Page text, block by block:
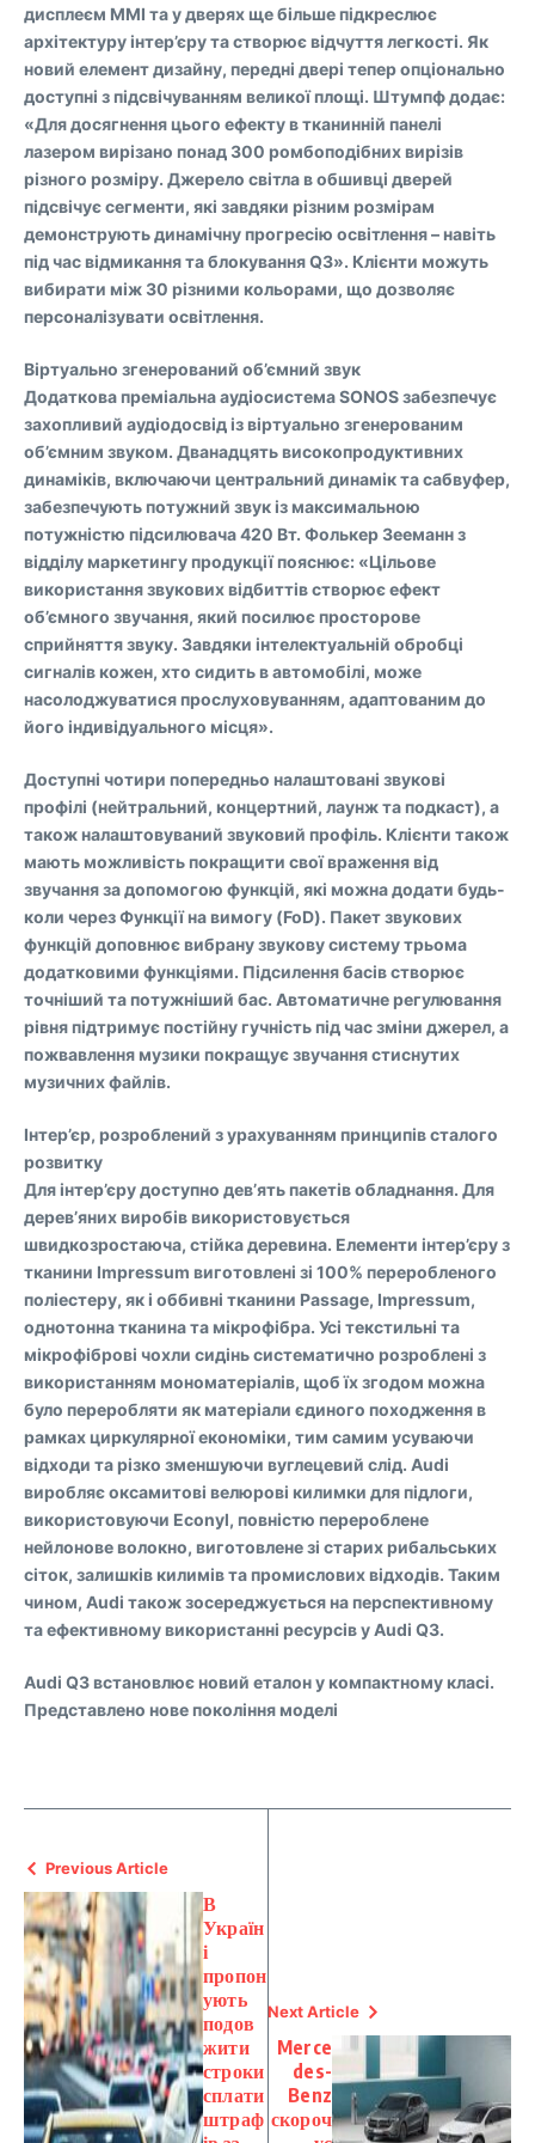
дисплеєм MMI та у дверях ще більше підкреслює
архітектуру інтер’єру та створює відчуття легкості. Як
новий елемент дизайну, передні двері тепер опціонально
доступні з підсвічуванням великої площі. Штумпф додає:
«Для досягнення цього ефекту в тканинній панелі
лазером вирізано понад 300 ромбоподібних вирізів
різного розміру. Джерело світла в обшивці дверей
підсвічує сегменти, які завдяки різним розмірам
демонструють динамічну прогресію освітлення – навіть
під час відмикання та блокування Q3». Клієнти можуть
вибирати між 30 різними кольорами, що дозволяє
персоналізувати освітлення.
Віртуально згенерований об’ємний звук
Додаткова преміальна аудіосистема SONOS забезпечує
захопливий аудіодосвід із віртуально згенерованим
об’ємним звуком. Дванадцять високопродуктивних
динаміків, включаючи центральний динамік та сабвуфер,
забезпечують потужний звук із максимальною
потужністю підсилювача 420 Вт. Фолькер Зееманн з
відділу маркетингу продукції пояснює: «Цільове
використання звукових відбиттів створює ефект
об’ємного звучання, який посилює просторове
сприйняття звуку. Завдяки інтелектуальній обробці
сигналів кожен, хто сидить в автомобілі, може
насолоджуватися прослуховуванням, адаптованим до
його індивідуального місця».
Доступні чотири попередньо налаштовані звукові
профілі (нейтральний, концертний, лаунж та подкаст), а
також налаштовуваний звуковий профіль. Клієнти також
мають можливість покращити свої враження від
звучання за допомогою функцій, які можна додати будь-
коли через Функції на вимогу (FoD). Пакет звукових
функцій доповнює вибрану звукову систему трьома
додатковими функціями. Підсилення басів створює
точніший та потужніший бас. Автоматичне регулювання
рівня підтримує постійну гучність під час зміни джерел, а
пожвавлення музики покращує звучання стиснутих
музичних файлів.
Інтер’єр, розроблений з урахуванням принципів сталого
розвитку
Для інтер’єру доступно дев’ять пакетів обладнання. Для
дерев’яних виробів використовується
швидкозростаюча, стійка деревина. Елементи інтер’єру з
тканини Impressum виготовлені зі 100% переробленого
поліестеру, як і оббивні тканини Passage, Impressum,
однотонна тканина та мікрофібра. Усі текстильні та
мікрофіброві чохли сидінь систематично розроблені з
використанням мономатеріалів, щоб їх згодом можна
було переробляти як матеріали єдиного походження в
рамках циркулярної економіки, тим самим усуваючи
відходи та різко зменшуючи вуглецевий слід. Audi
виробляє оксамитові велюрові килимки для підлоги,
використовуючи Econyl, повністю перероблене
нейлонове волокно, виготовлене зі старих рибальських
сіток, залишків килимів та промислових відходів. Таким
чином, Audi також зосереджується на перспективному
та ефективному використанні ресурсів у Audi Q3.
Audi Q3 встановлює новий еталон у компактному класі.
Представлено нове покоління моделі
Previous Article
В
Україн
і
пропон
ують
подов
жити
строки
сплати
штраф
Next Article
Merce
des-
Benz
скороч